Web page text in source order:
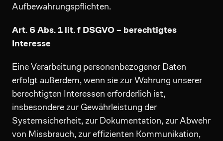
Aufbewahrungspflichten.
Art. 6 Abs. 1 lit. f DSGVO – berechtigtes
Interesse
Eine Verarbeitung personenbezogener Daten
erfolgt außerdem, wenn sie zur Wahrung unserer
berechtigten Interessen erforderlich ist,
insbesondere zur Gewährleistung der
Systemsicherheit, zur Dokumentation, zur Abwehr
von Missbrauch, zur effizienten Kommunikation,